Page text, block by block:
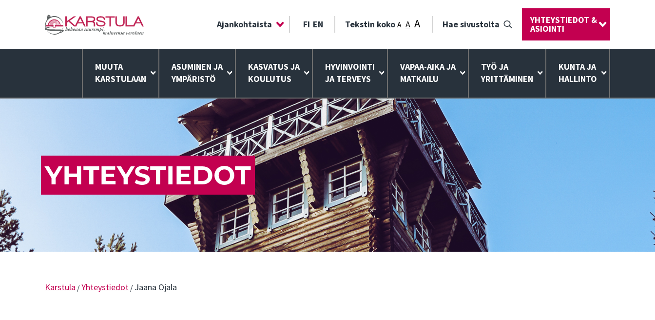
Ajankohtaista FI EN Tekstin kokoA A A Hae sivustolta YHTEYSTIEDOT &
ASIOINTI
MUUTA
KARSTULAAN
ASUMINEN JA
YMPÄRISTÖ
KASVATUS JA
KOULUTUS
HYVINVOINTI
JA TERVEYS
VAPAA-AIKA JA
MATKAILU
TYÖ JA
YRITTÄMINEN
KUNTA JA
HALLINTO
YHTEYSTIEDOT
Karstula /Yhteystiedot/Jaana Ojala